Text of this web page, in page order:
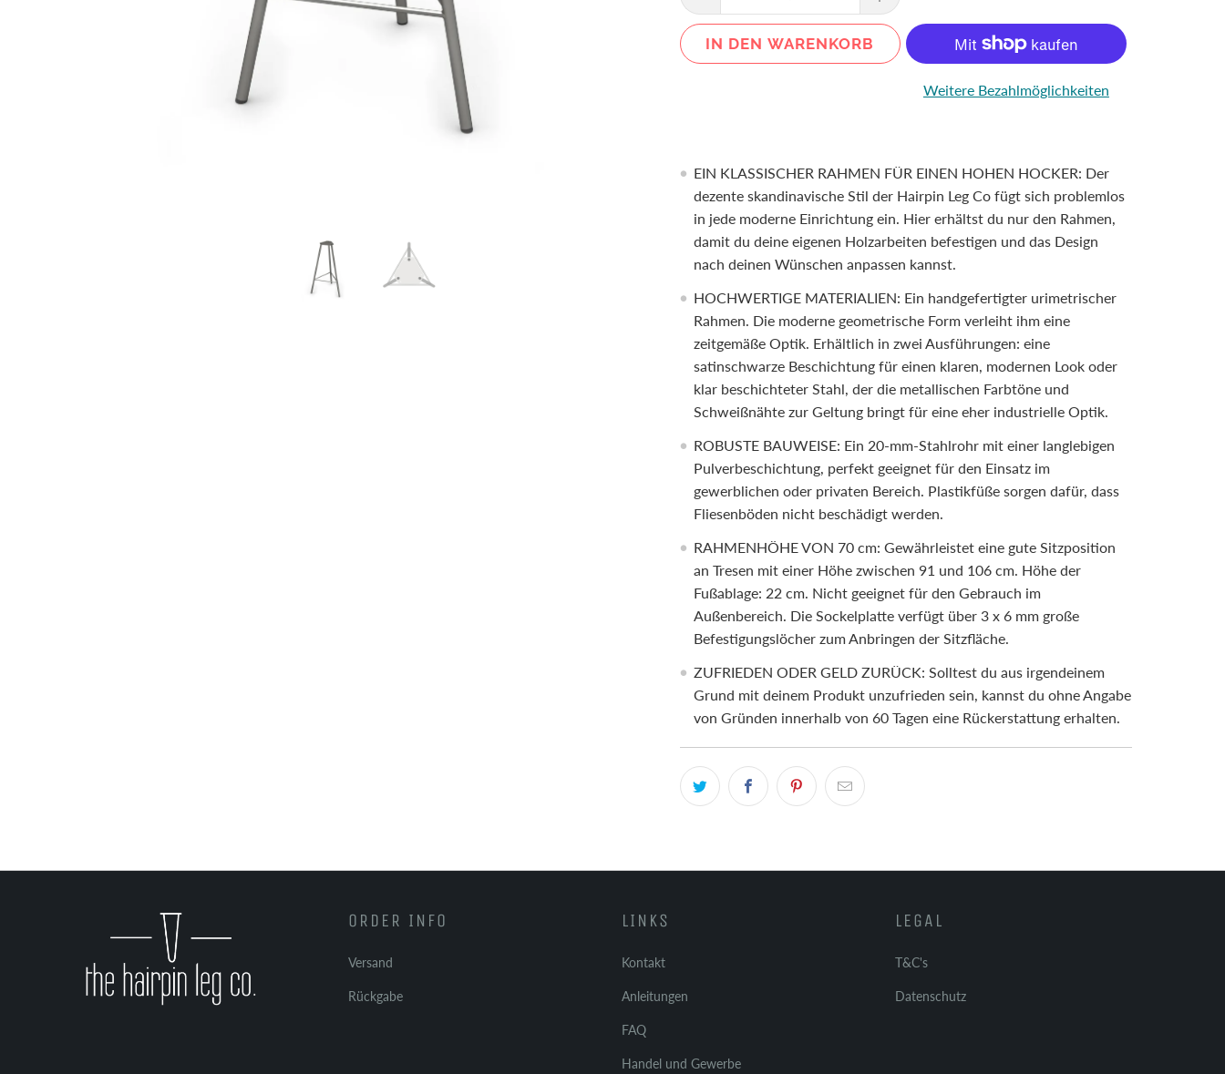
IN DEN WARENKORB
Weitere Bezahlmöglichkeiten
EIN KLASSISCHER RAHMEN FÜR EINEN HOHEN HOCKER: Der
dezente skandinavische Stil der Hairpin Leg Co fügt sich problemlos
in jede moderne Einrichtung ein. Hier erhältst du nur den Rahmen,
damit du deine eigenen Holzarbeiten befestigen und das Design
nach deinen Wünschen anpassen kannst.
HOCHWERTIGE MATERIALIEN: Ein handgefertigter urimetrischer
Rahmen. Die moderne geometrische Form verleiht ihm eine
zeitgemäße Optik. Erhältlich in zwei Ausführungen: eine
satinschwarze Beschichtung für einen klaren, modernen Look oder
klar beschichteter Stahl, der die metallischen Farbtöne und
Schweißnähte zur Geltung bringt für eine eher industrielle Optik.
ROBUSTE BAUWEISE: Ein 20-mm-Stahlrohr mit einer langlebigen
Pulverbeschichtung, perfekt geeignet für den Einsatz im
gewerblichen oder privaten Bereich. Plastikfüße sorgen dafür, dass
Fliesenböden nicht beschädigt werden.
RAHMENHÖHE VON 70 cm: Gewährleistet eine gute Sitzposition
an Tresen mit einer Höhe zwischen 91 und 106 cm. Höhe der
Fußablage: 22 cm. Nicht geeignet für den Gebrauch im
Außenbereich. Die Sockelplatte verfügt über 3 x 6 mm große
Befestigungslöcher zum Anbringen der Sitzfläche.
ZUFRIEDEN ODER GELD ZURÜCK: Solltest du aus irgendeinem
Grund mit deinem Produkt unzufrieden sein, kannst du ohne Angabe
von Gründen innerhalb von 60 Tagen eine Rückerstattung erhalten.
ORDER INFO
Versand
Rückgabe
LINKS
Kontakt
Anleitungen
FAQ
Handel und Gewerbe
LEGAL
T&C's
Datenschutz